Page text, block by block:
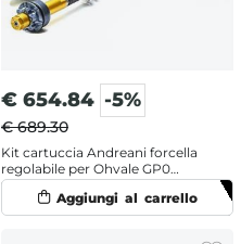
€ 654.84 -5%
€ 689.30
Kit cartuccia Andreani forcella
regolabile per Ohvale GP0
(2022-2024)